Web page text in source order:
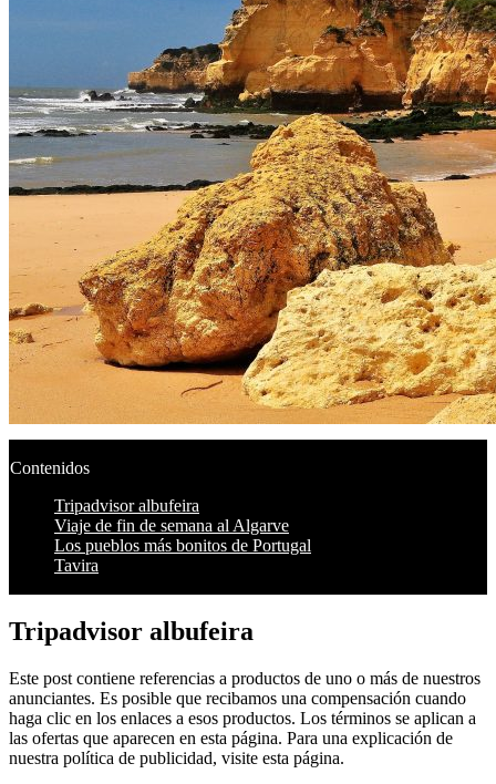
Contenidos
Tripadvisor albufeira
Viaje de fin de semana al Algarve
Los pueblos más bonitos de Portugal
Tavira
Tripadvisor albufeira
Este post contiene referencias a productos de uno o más de nuestros
anunciantes. Es posible que recibamos una compensación cuando
haga clic en los enlaces a esos productos. Los términos se aplican a
las ofertas que aparecen en esta página. Para una explicación de
nuestra política de publicidad, visite esta página.